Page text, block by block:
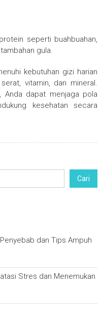
seperti buahbuahan,
gula.
kebutuhan gizi harian
vitamin, dan mineral.
Anda dapat menjaga pola
kesehatan secara
Cari
dan Tips Ampuh
Stres dan Menemukan